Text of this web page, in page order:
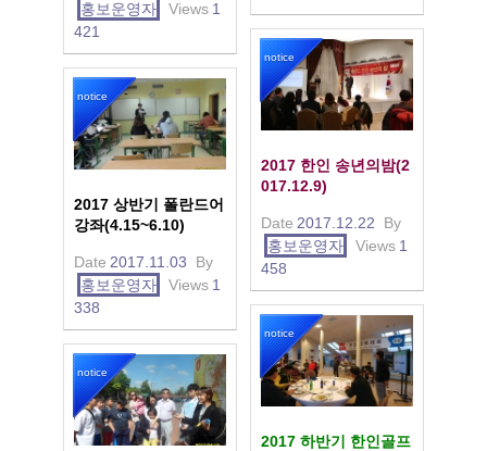
홍보운영자
Views 1
421
notice
2017 한인 송년의밤(2
017.12.9)
Date 2017.12.22
By
홍보운영자
Views 1
458
notice
2017 상반기 폴란드어
강좌(4.15~6.10)
Date 2017.11.03
By
홍보운영자
Views 1
338
notice
2017 하반기 한인골프
notice